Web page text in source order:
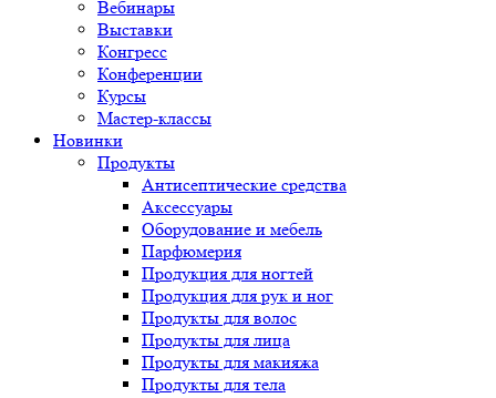
Вебинары
Выставки
Конгресс
Конференции
Курсы
Мастер-классы
Новинки
Продукты
Антисептические средства
Аксессуары
Оборудование и мебель
Парфюмерия
Продукция для ногтей
Продукция для рук и ног
Продукты для волос
Продукты для лица
Продукты для макияжа
Продукты для тела